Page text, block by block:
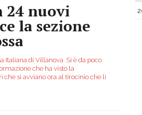
24 nuovi
la sezione
Italiana di Villanova. Si è da poco
che ha visto la
che si avviano ora al tirocinio che li